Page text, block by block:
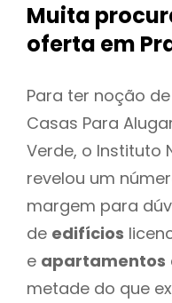
Muita
oferta em
Para ter noção
Casas Para
Verde, o Instituto
revelou um
margem para
de edifícios
e apartamentos
metade do que